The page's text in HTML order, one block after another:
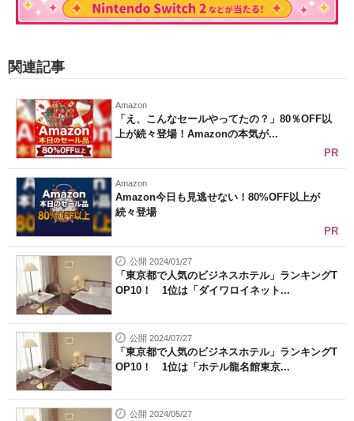
関連記事
Amazon
「え、こんなセールやってたの？」80％OFF以
上が続々登場！Amazonの本気が...
PR
Amazon
Amazon今日も見逃せない！80%OFF以上が
続々登場
PR
公開 2024/01/27
「東京都で人気のビジネスホテル」ランキングT
OP10！ 1位は「ダイワロイネット...
公開 2024/07/27
「東京都で人気のビジネスホテル」ランキングT
OP10！ 1位は「ホテル龍名館東京...
公開 2024/05/27